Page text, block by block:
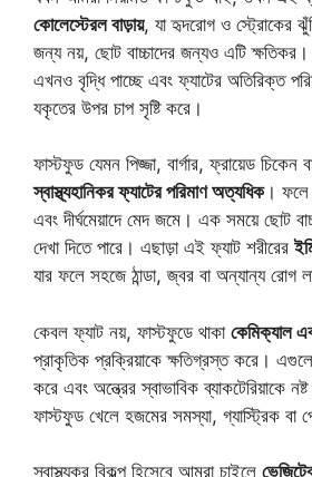
কোলেস্টেরল বাড়ায়, যা হৃদরোগ ও স্ট্রোকের
জন্য নয়, ছোট বাচ্চাদের জন্যও এটি ক্ষতিকর।
এখনও বৃদ্ধি পাচ্ছে এবং ফ্যাটের অতিরিক্ত
যকৃতের উপর চাপ সৃষ্টি করে।
ফাস্টফুড যেমন পিজ্জা, বার্গার, ফ্রায়েড
স্বাস্থ্যহানিকর ফ্যাটের পরিমাণ অত্যধিক। ফলে
এবং দীর্ঘমেয়াদে মেদ জমে। এক সময়ে ছোট
দেখা দিতে পারে। এছাড়া এই ফ্যাট শরীরের
যার ফলে সহজে ঠান্ডা, জ্বর বা অন্যান্য রোগ
কেবল ফ্যাট নয়, ফাস্টফুডে থাকা কেমিক্যাল
প্রাকৃতিক প্রক্রিয়াকে ক্ষতিগ্রস্ত করে।
করে এবং অন্ত্রের স্বাভাবিক ব্যাকটেরিয়াকে
ফাস্টফুড খেলে হজমের সমস্যা, গ্যাস্ট্রিক বা
স্বাস্থ্যকর বিকল্প হিসেবে আমরা চাইলে